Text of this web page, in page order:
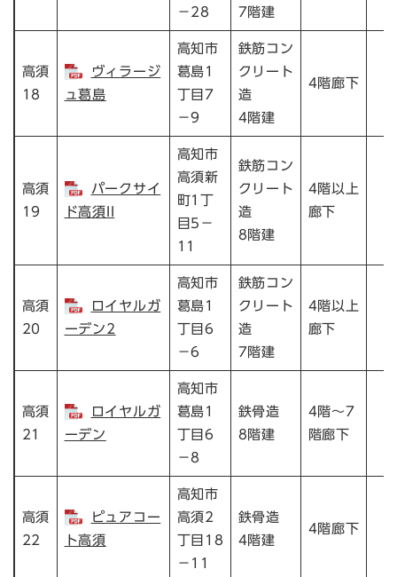
－28
7階建
高須
18
ヴィラージ
ュ葛島
高知市
葛島1
丁目7
－9
鉄筋コン
クリート
造
4階建
4階廊下
高須
19
パークサイ
ド高須II
高知市
高須新
町1丁
目5－
11
鉄筋コン
クリート
造
8階建
4階以上
廊下
高須
20
ロイヤルガ
ーデン2
高知市
葛島1
丁目6
－6
鉄筋コン
クリート
造
7階建
4階以上
廊下
高須
21
ロイヤルガ
ーデン
高知市
葛島1
丁目6
－8
鉄骨造
8階建
4階～7
階廊下
高須
22
ピュアコー
ト高須
高知市
高須2
丁目18
－11
鉄骨造
4階建
4階廊下